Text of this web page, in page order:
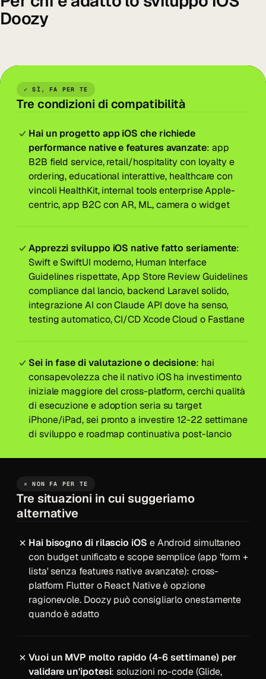
Doozy
✓ SÌ, FA PER TE
Tre condizioni di compatibilità
Hai un progetto app iOS che richiede
performance native e features avanzate: app
B2B field service, retail/hospitality con loyalty e
ordering, educational interattive, healthcare con
vincoli HealthKit, internal tools enterprise Apple-
centric, app B2C con AR, ML, camera o widget
Apprezzi sviluppo iOS native fatto seriamente:
Swift e SwiftUI moderno, Human Interface
Guidelines rispettate, App Store Review Guidelines
compliance dal lancio, backend Laravel solido,
integrazione AI con Claude API dove ha senso,
testing automatico, CI/CD Xcode Cloud o Fastlane
Sei in fase di valutazione o decisione: hai
consapevolezza che il nativo iOS ha investimento
iniziale maggiore del cross-platform, cerchi qualità
di esecuzione e adoption seria su target
iPhone/iPad, sei pronto a investire 12-22 settimane
di sviluppo e roadmap continuativa post-lancio
✕ NON FA PER TE
Tre situazioni in cui suggeriamo
alternative
Hai bisogno di rilascio iOS e Android simultaneo
con budget unificato e scope semplice (app 'form +
lista' senza features native avanzate): cross-
platform Flutter o React Native è opzione
ragionevole. Doozy può consigliarlo onestamente
quando è adatto
Vuoi un MVP molto rapido (4-6 settimane) per
validare un'ipotesi: soluzioni no-code (Glide,